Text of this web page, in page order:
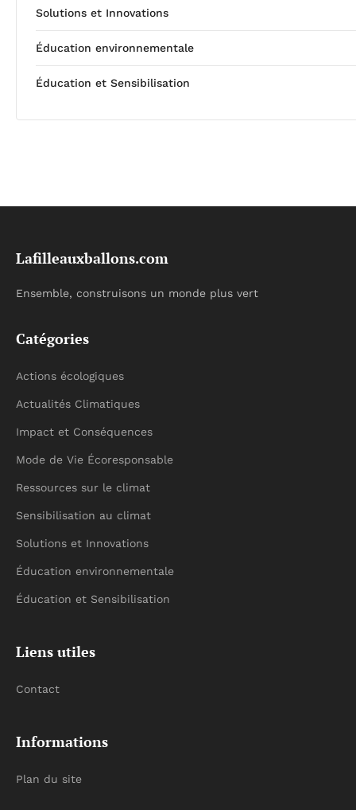
Solutions et Innovations
Éducation environnementale
Éducation et Sensibilisation
Lafilleauxballons.com
Ensemble, construisons un monde plus vert
Catégories
Actions écologiques
Actualités Climatiques
Impact et Conséquences
Mode de Vie Écoresponsable
Ressources sur le climat
Sensibilisation au climat
Solutions et Innovations
Éducation environnementale
Éducation et Sensibilisation
Liens utiles
Contact
Informations
Plan du site